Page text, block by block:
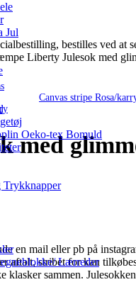
Jul
Oeko-tex Bomuld
Trykknapper
Lærreder
Liberty Julesok med
Canvas stripe Rosa/
en mail eller pb på
aftalt, stribet for kan
sammen.